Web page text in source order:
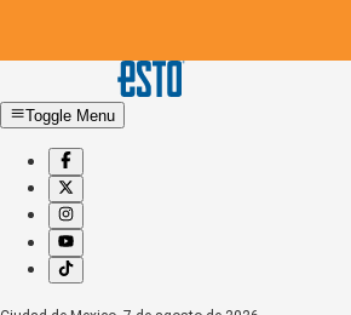
Toggle Menu